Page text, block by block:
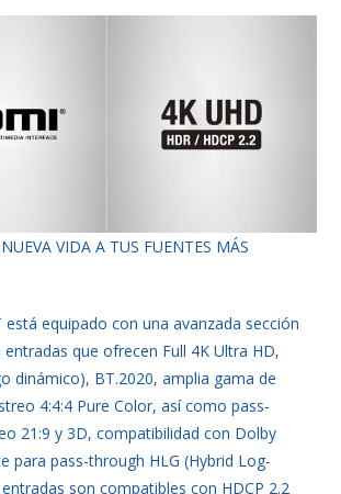
VIDA A TUS FUENTES MÁS
está equipado con una avanzada sección
que ofrecen Full 4K Ultra HD,
dinámico), BT.2020, amplia gama de
4:4:4 Pure Color, así como pass-
21:9 y 3D, compatibilidad con Dolby
para pass-through HLG (Hybrid Log-
son compatibles con HDCP 2.2